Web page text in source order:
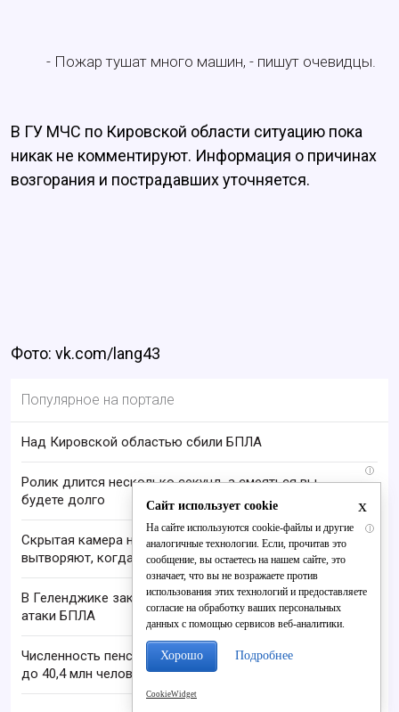
- Пожар тушат много машин, - пишут очевидцы.
В ГУ МЧС по Кировской области ситуацию пока
никак не комментируют. Информация о причинах
возгорания и пострадавших уточняется.
Фото: vk.com/lang43
Популярное на портале
Над Кировской областью сбили БПЛА
i
Ролик длится несколько секунд, а смеяться вы
будете долго
i
Скрытая камера на пляже Крыма: Что люди
вытворяют, когда их не видят...
В Геленджике закрыли все пляжи из-за угрозы
атаки БПЛА
Численность пенсионеров в России сократилась
до 40,4 млн человек
x
Сайт использует cookie
На сайте используются cookie-файлы и другие
аналогичные технологии. Если, прочитав это
сообщение, вы остаетесь на нашем сайте, это
означает, что вы не возражаете против
использования этих технологий и предоставляете
согласие на обработку ваших персональных
данных с помощью сервисов веб-аналитики.
Хорошо Подробнее
CookieWidget